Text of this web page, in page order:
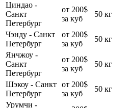
Циндао -
Санкт
Петербург
от 200$
за куб
50 кг
Чэнду - Санкт
Петербург
от 200$
за куб
50 кг
Янчжоу -
Санкт
Петербург
от 200$
за куб
50 кг
Шэкоу - Санкт
Петербург
от 200$
за куб
50 кг
Урумчи -